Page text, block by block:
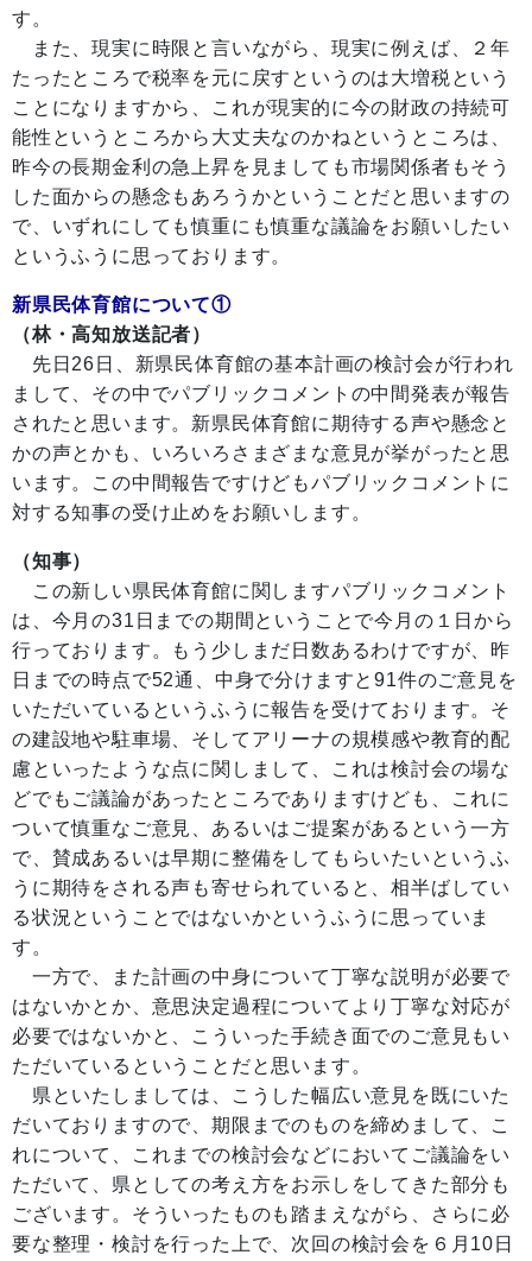
す。
また、現実に時限と言いながら、現実に例えば、２年
たったところで税率を元に戻すというのは大増税という
ことになりますから、これが現実的に今の財政の持続可
能性というところから大丈夫なのかねというところは、
昨今の長期金利の急上昇を見ましても市場関係者もそう
した面からの懸念もあろうかということだと思いますの
で、いずれにしても慎重にも慎重な議論をお願いしたい
というふうに思っております。
新県民体育館について①
（林・高知放送記者）
先日26日、新県民体育館の基本計画の検討会が行われ
まして、その中でパブリックコメントの中間発表が報告
されたと思います。新県民体育館に期待する声や懸念と
かの声とかも、いろいろさまざまな意見が挙がったと思
います。この中間報告ですけどもパブリックコメントに
対する知事の受け止めをお願いします。
（知事）
この新しい県民体育館に関しますパブリックコメント
は、今月の31日までの期間ということで今月の１日から
行っております。もう少しまだ日数あるわけですが、昨
日までの時点で52通、中身で分けますと91件のご意見を
いただいているというふうに報告を受けております。そ
の建設地や駐車場、そしてアリーナの規模感や教育的配
慮といったような点に関しまして、これは検討会の場な
どでもご議論があったところでありますけども、これに
ついて慎重なご意見、あるいはご提案があるという一方
で、賛成あるいは早期に整備をしてもらいたいというふ
うに期待をされる声も寄せられていると、相半ばしてい
る状況ということではないかというふうに思っていま
す。
一方で、また計画の中身について丁寧な説明が必要で
はないかとか、意思決定過程についてより丁寧な対応が
必要ではないかと、こういった手続き面でのご意見もい
ただいているということだと思います。
県といたしましては、こうした幅広い意見を既にいた
だいておりますので、期限までのものを締めまして、こ
れについて、これまでの検討会などにおいてご議論をい
ただいて、県としての考え方をお示しをしてきた部分も
ございます。そういったものも踏まえながら、さらに必
要な整理・検討を行った上で、次回の検討会を６月10日